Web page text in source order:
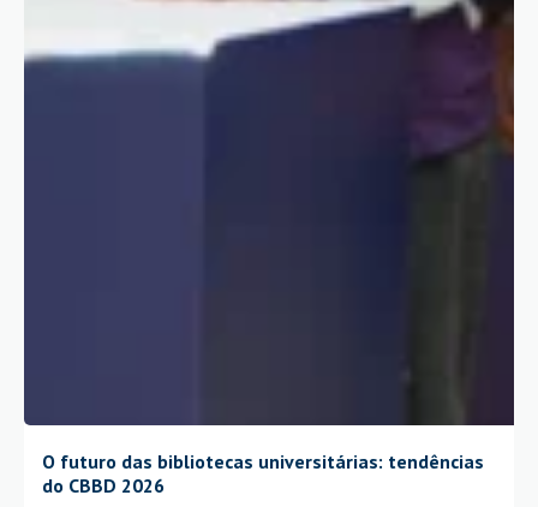
O futuro das bibliotecas universitárias: tendências
do CBBD 2026